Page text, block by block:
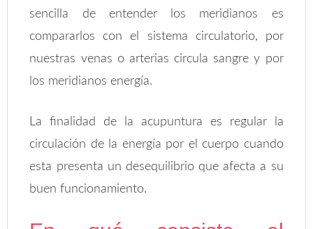
sencilla de entender los meridianos es
compararlos con el sistema circulatorio, por
nuestras venas o arterias circula sangre y por
los meridianos energía.
La finalidad de la acupuntura es regular la
circulación de la energía por el cuerpo cuando
esta presenta un desequilibrio que afecta a su
buen funcionamiento.